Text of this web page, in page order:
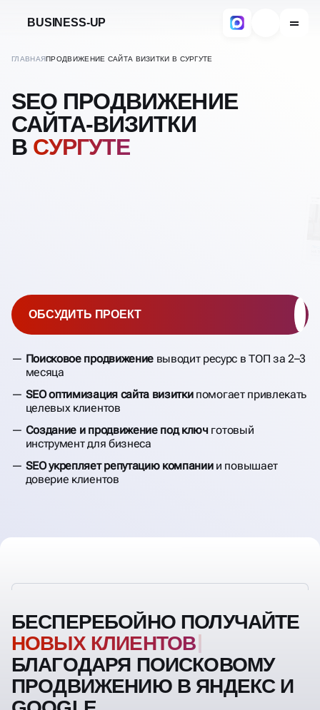
BUSINESS-UP
ГЛАВНАЯПРОДВИЖЕНИЕ САЙТА ВИЗИТКИ В СУРГУТЕ
SEO ПРОДВИЖЕНИЕ
САЙТА-ВИЗИТКИ
В СУРГУТЕ
Поисковое продвижениевыводит ресурс в ТОП за 2–3
месяца
SEO оптимизация сайта визиткипомогает привлекать
целевых клиентов
Создание и продвижение под ключготовый
инструмент для бизнеса
SEO укрепляет репутацию компаниии повышает
доверие клиентов
ОБСУДИТЬ ПРОЕКТ
БЕСПЕРЕБОЙНО ПОЛУЧАЙТЕ
НОВЫХ КЛИЕНТОВ
БЛАГОДАРЯ ПОИСКОВОМУ
ПРОДВИЖЕНИЮ В ЯНДЕКС И